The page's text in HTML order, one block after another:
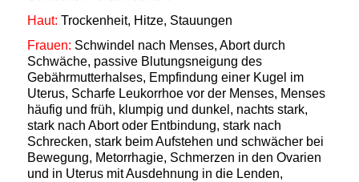
Haut: Trockenheit, Hitze, Stauungen
Frauen: Schwindel nach Menses, Abort durch
Schwäche, passive Blutungsneigung des
Gebährmutterhalses, Empfindung einer Kugel im
Uterus, Scharfe Leukorrhoe vor der Menses, Menses
häufig und früh, klumpig und dunkel, nachts stark,
stark nach Abort oder Entbindung, stark nach
Schrecken, stark beim Aufstehen und schwächer bei
Bewegung, Metorrhagie, Schmerzen in den Ovarien
und in Uterus mit Ausdehnung in die Lenden,